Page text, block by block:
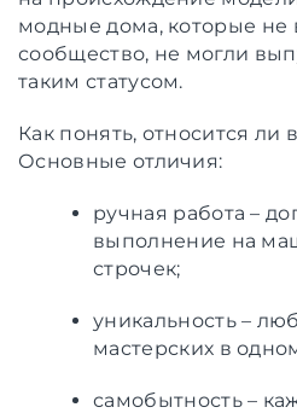
модные дома, которые не
сообщество, не могли
таким статусом.
Как понять, относится ли
Основные отличия:
ручная работа –
выполнение на
строчек;
уникальность –
мастерских в
самобытность –